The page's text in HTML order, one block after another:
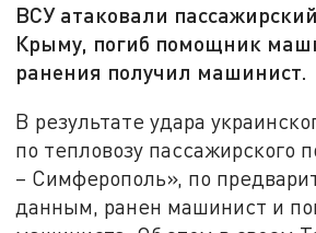
ВСУ атаковали
Крыму, погиб помощник
ранения получил машинист.
В результате удара
по тепловозу пассажирского
– Симферополь», по
данным, ранен машинист и